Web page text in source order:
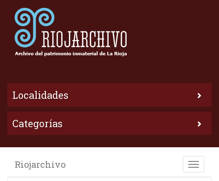
Localidades
Categorías
Toggle
Riojarchivo